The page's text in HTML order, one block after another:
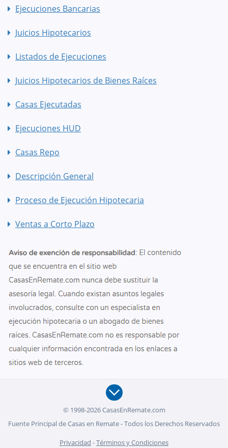
Ejecuciones Bancarias
Juicios Hipotecarios
Listados de Ejecuciones
Juicios Hipotecarios de Bienes Raíces
Casas Ejecutadas
Ejecuciones HUD
Casas Repo
Descripción General
Proceso de Ejecución Hipotecaria
Ventas a Corto Plazo
© 1998-2026 CasasEnRemate.com
Fuente Principal de Casas en Remate - Todos los Derechos Reservados
Privacidad -Términos y Condiciones